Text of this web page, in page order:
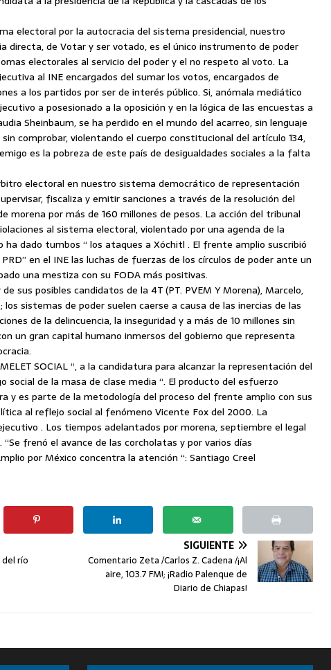
electoral por la autocracia del sistema presidencial, nuestro
directa, de Votar y ser votado, es el único instrumento de poder
electorales al servicio del poder y el no respeto al voto. La
al INE encargados del sumar los votos, encargados de
a los partidos por ser de interés público. Si, anómala mediático
a posesionado a la oposición y en la lógica de las encuestas a
Sheinbaum, se ha perdido en el mundo del acarreo, sin lenguaje
comprobar, violentando el cuerpo constitucional del artículo 134,
es la pobreza de este país de desigualdades sociales a la falta
electoral en nuestro sistema democrático de representación
fiscaliza y emitir sanciones a través de la resolución del
morena por más de 160 millones de pesos. La acción del tribunal
al sistema electoral, violentado por una agenda de la
ha dado tumbos “ los ataques a Xóchitl . El frente amplio suscribió
en el INE las luchas de fuerzas de los círculos de poder ante un
una mestiza con su FODA más positivas.
sus posibles candidatos de la 4T (PT. PVEM Y Morena), Marcelo,
sistemas de poder suelen caerse a causa de las inercias de las
de la delincuencia, la inseguridad y a más de 10 millones sin
un gran capital humano inmersos del gobierno que representa
SOCIAL “, a la candidatura para alcanzar la representación del
social de la masa de clase media “. El producto del esfuerzo
y es parte de la metodología del proceso del frente amplio con sus
al reflejo social al fenómeno Vicente Fox del 2000. La
. Los tiempos adelantados por morena, septiembre el legal
frenó el avance de las corcholatas y por varios días
por México concentra la atención “: Santiago Creel
río
SIGUIENTE
Comentario Zeta /Carlos Z. Cadena /¡Al
aire, 103.7 FM!; ¡Radio Palenque de
Diario de Chiapas!